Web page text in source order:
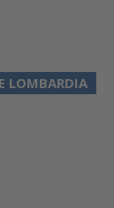
LOMBARDIA